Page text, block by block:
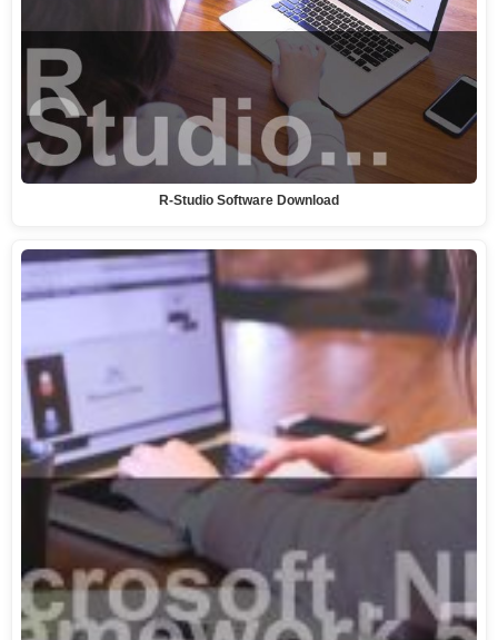
R-Studio Software Download